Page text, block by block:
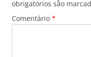
obrigatórios são
Comentário *